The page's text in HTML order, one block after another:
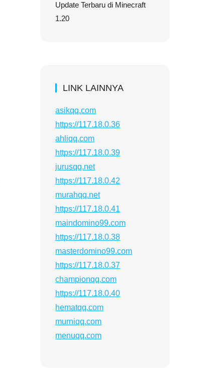
Update Terbaru di Minecraft
1.20
LINK LAINNYA
asikqq.com
https://117.18.0.36
ahliqq.com
https://117.18.0.39
jurusqq.net
https://117.18.0.42
murahqq.net
https://117.18.0.41
maindomino99.com
https://117.18.0.38
masterdomino99.com
https://117.18.0.37
championqq.com
https://117.18.0.40
hematqq.com
murniqq.com
menuqq.com